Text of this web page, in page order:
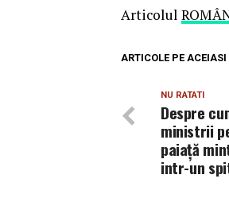
Articolul
ARTICOLE PE
NU RATATI
Despre
ministrii
paiață
intr-un